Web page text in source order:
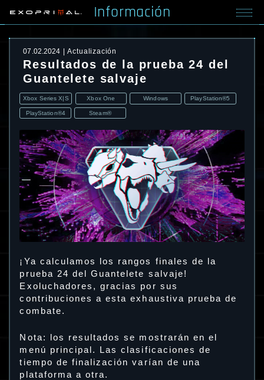
Información
07.02.2024 Actualización
Resultados de la prueba 24 del
Guantelete salvaje
Xbox Series X|S Xbox One Windows PlayStation®5
PlayStation®4 Steam®
¡Ya calculamos los rangos finales de la
prueba 24 del Guantelete salvaje!
Exoluchadores, gracias por sus
contribuciones a esta exhaustiva prueba de
combate.
Nota: los resultados se mostrarán en el
menú principal. Las clasificaciones de
tiempo de finalización varían de una
plataforma a otra.